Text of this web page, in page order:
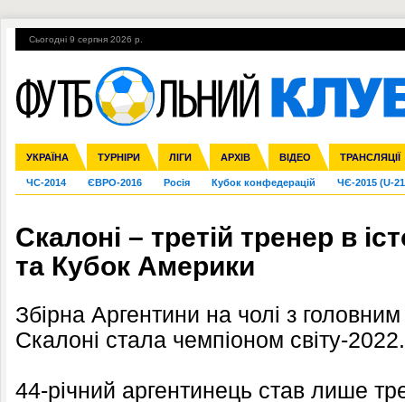
Сьогодні 9 серпня 2026 р.
УКРАЇНА ТУРНІРИ ЛІГИ АРХІВ ВІДЕО ТРАНСЛЯЦІЇ
Збірна Прем'єр-ліга Перша ліга Друга ліга Кубок України
Ліга чемпіонів Ліга Європи Міжнародні Ліга націй Ліга
Англія Іспанія Італія Німеччина Франція Інші
ЧС-2014 ЄВРО-2016 Росія Кубок конфедерацій ЧЄ-2015 (U-
Гарячі теми УПЛ, 2-й тур ВІЙНА УПЛ-ПЕРЕХОДИ
Скалоні – третій тренер в
та Кубок Америки
Збірна Аргентини на чолі з
Скалоні стала чемпіоном світу-2022.
44-річний аргентинець став лише